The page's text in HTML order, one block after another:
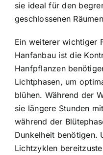
sie ideal für den
geschlossenen
Ein weiterer wichtiger
Hanfanbau ist die
Hanfpflanzen
Lichtphasen, um
blühen. Während der
sie längere Stunden
während der
Dunkelheit benötigen.
Lichtzyklen